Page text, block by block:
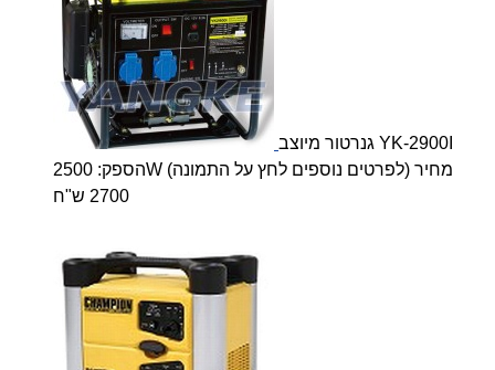
גנרטור מיוצב YK-2900I
הספק: 2500W (לפרטים נוספים לחץ על התמונה) מחיר
2700 ש"ח